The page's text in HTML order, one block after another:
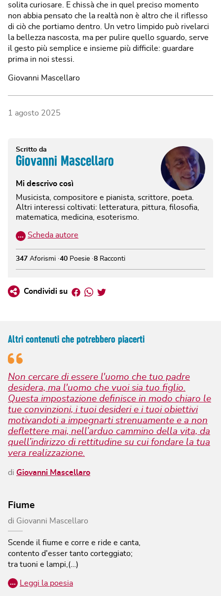
solita curiosare. E chissà che in quel preciso momento
non abbia pensato che la realtà non è altro che il riflesso
di ciò che portiamo dentro. Un vetro limpido può rivelarci
la bellezza nascosta, ma per pulire quello sguardo, serve
il gesto più semplice e insieme più difficile: guardare
prima in noi stessi.
Giovanni Mascellaro
1 agosto 2025
Scritto da
Giovanni Mascellaro
Mi descrivo così
Musicista, compositore e pianista, scrittore, poeta.
Altri interessi coltivati: letteratura, pittura, filosofia,
matematica, medicina, esoterismo.
… Scheda autore
347 Aforismi 40 Poesie 8 Racconti
Condividi su Facebook
Whatsapp
Twitter
Altri contenuti che potrebbero piacerti
Non cercare di essere l'uomo che tuo padre
desidera, ma l'uomo che vuoi sia tuo figlio.
Questa impostazione definisce in modo chiaro le
tue convinzioni, i tuoi desideri e i tuoi obiettivi
motivandoti a impegnarti strenuamente e a non
deflettere mai, nell’arduo cammino della vita, da
quell’indirizzo di rettitudine su cui fondare la tua
vera realizzazione.
di Giovanni Mascellaro
Fiume
di Giovanni Mascellaro
Scende il fiume e corre e ride e canta,
contento d'esser tanto corteggiato;
tra tuoni e lampi,(…)
… Leggi la poesia